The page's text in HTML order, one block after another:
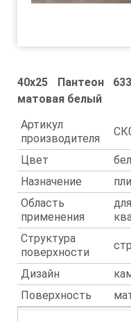
40x25 Пантеон
матовая белый
Артикул
производителя
Цвет
Назначение
Область
применения
Структура
поверхности
Дизайн
Поверхность